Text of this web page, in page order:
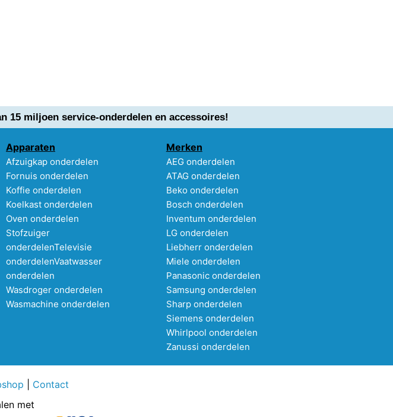
15 miljoen service-onderdelen en accessoires!
Apparaten
Afzuigkap onderdelen
Fornuis onderdelen
Koffie onderdelen
Koelkast onderdelen
Oven onderdelen
Stofzuiger
onderdelenTelevisie
onderdelenVaatwasser
onderdelen
Wasdroger onderdelen
Wasmachine onderdelen
Merken
AEG onderdelen
ATAG onderdelen
Beko onderdelen
Bosch onderdelen
Inventum onderdelen
LG onderdelen
Liebherr onderdelen
Miele onderdelen
Panasonic onderdelen
Samsung onderdelen
Sharp onderdelen
Siemens onderdelen
Whirlpool onderdelen
Zanussi onderdelen
Contact
met